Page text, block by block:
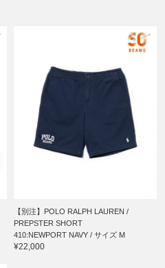
【別注】POLO RALPH LAUREN /
PREPSTER SHORT
410:NEWPORT NAVY / サイズ M
¥22,000